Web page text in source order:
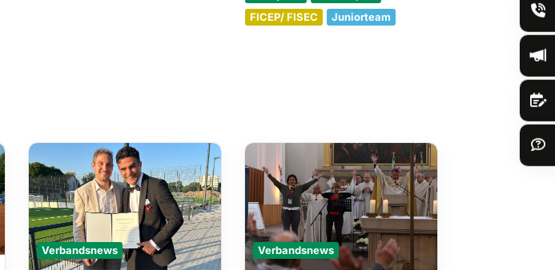
FICEP/ FISEC
Juniorteam
Verbandsnews Verbandsnews